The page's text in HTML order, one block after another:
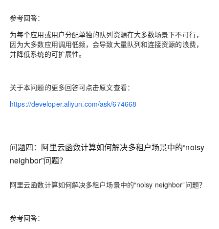
参考回答：
为每个应用或用户分配单独的队列资源在大多数场景下不可行，
因为大多数应用调用低频，会导致大量队列和连接资源的浪费，
并降低系统的可扩展性。
关于本问题的更多回答可点击原文查看：
https://developer.aliyun.com/ask/674668
问题四： 阿里云函数计算如何解决多租户场景中的“noisy
neighbor”问题？
阿里云函数计算如何解决多租户场景中的“noisy neighbor”问题？
参考回答：